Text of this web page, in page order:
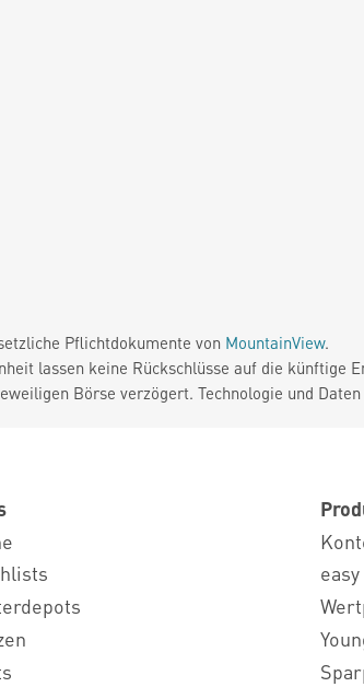
Pflichtdokumente von MountainView.
lassen keine Rückschlüsse auf die künftige
Börse verzögert. Technologie und Daten